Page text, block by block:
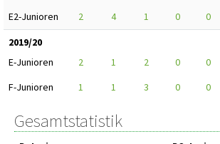
E2-Junioren
2 4 1 0 0
2019/20
E-Junioren
2 1 2 0 0
F-Junioren
1 1 3 0 0
Gesamtstatistik